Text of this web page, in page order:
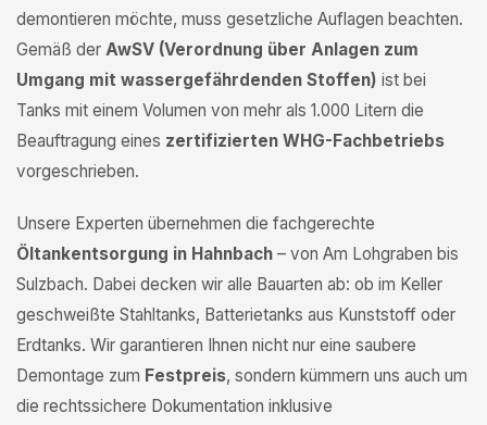
demontieren möchte, muss gesetzliche Auflagen beachten.
Gemäß der AwSV (Verordnung über Anlagen zum
Umgang mit wassergefährdenden Stoffen) ist bei
Tanks mit einem Volumen von mehr als 1.000 Litern die
Beauftragung eines zertifizierten WHG-Fachbetriebs
vorgeschrieben.
Unsere Experten übernehmen die fachgerechte
Öltankentsorgung in Hahnbach – von Am Lohgraben bis
Sulzbach. Dabei decken wir alle Bauarten ab: ob im Keller
geschweißte Stahltanks, Batterietanks aus Kunststoff oder
Erdtanks. Wir garantieren Ihnen nicht nur eine saubere
Demontage zum Festpreis, sondern kümmern uns auch um
die rechtssichere Dokumentation inklusive